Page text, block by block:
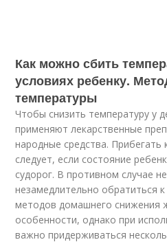
Как можно сбить
условиях ребенку.
температуры
Чтобы снизить температуру у
применяют лекарственные
народные средства.
следует, если состояние
судорог. В противном случае
незамедлительно обратиться
методов домашнего снижения
особенности, однако при
важно придерживаться